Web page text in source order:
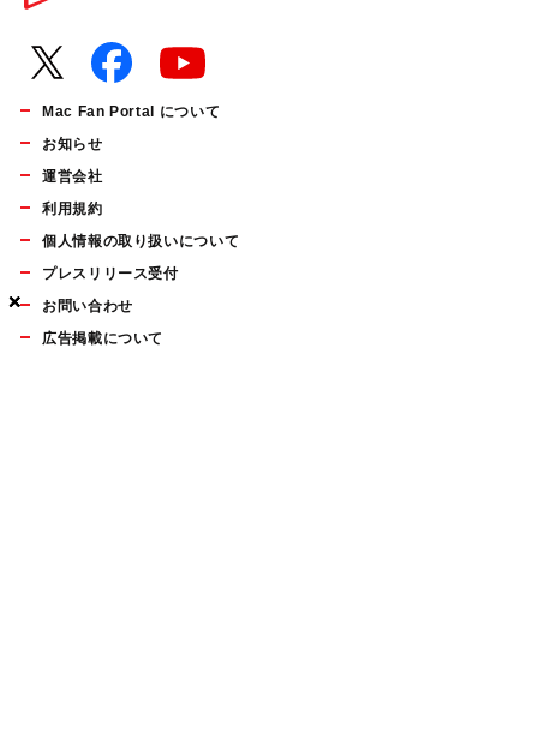
×
×
×
Mac Fan Portal について
お知らせ
運営会社
利用規約
個人情報の取り扱いについて
プレスリリース受付
お問い合わせ
広告掲載について